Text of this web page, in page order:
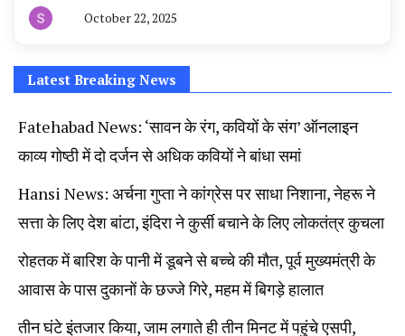
टूडे
October 22, 2025
Latest Breaking News
Fatehabad News: ‘सावन के रंग, कवियों के संग’ ऑनलाइन
काव्य गोष्ठी में दो दर्जन से अधिक कवियों ने बांधा समां
Hansi News: अर्चना गुप्ता ने कांग्रेस पर साधा निशाना, नेहरू ने
सत्ता के लिए देश बांटा, इंदिरा ने कुर्सी बचाने के लिए लोकतंत्र कुचला
रोहतक में बारिश के पानी में डूबने से बच्चे की मौत, पूर्व मुख्यमंत्री के
आवास के पास दुकानों के छज्जे गिरे, महम में बिगड़े हालात
तीन घंटे इंतजार किया, जाम लगाते ही तीन मिनट में पहुंचे एसपी,